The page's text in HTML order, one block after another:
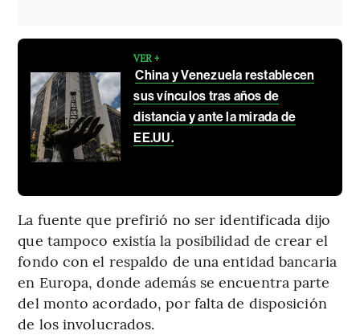
VER +
China y Venezuela restablecen
sus vínculos tras años de
distancia y ante la mirada de
EE.UU.
La fuente que prefirió no ser identificada dijo
que tampoco existía la posibilidad de crear el
fondo con el respaldo de una entidad bancaria
en Europa, donde además se encuentra parte
del monto acordado, por falta de disposición
de los involucrados.